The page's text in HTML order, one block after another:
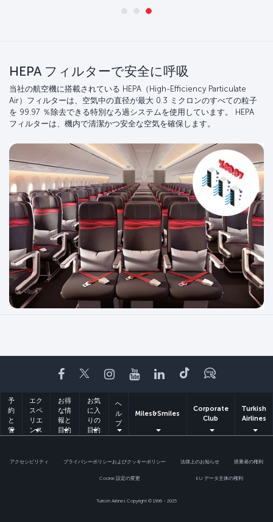
HEPA フィルターで安全に呼吸
当社の航空機に搭載されている HEPA（High-Efficiency Particulate
Air）フィルターは、空気中の直径が最大 0.3 ミクロンのすべての粒子
を 99.97 ％除去できる特別なろ過システムを使用しています。 HEPA
フィルターは、機内で清潔かつ安全な空気を確保します。
Facebook
TwitterInstagram
YouTubeLinkedIn
Tiktokブログ
予
約
と
管
エク
スペ
リエ
ンス
お得
な情
報と
目的
お気
に入
りの
目的
ヘ
ル
プ
Miles&Smiles
Corporate
Club
Turkish
Airlines
アクセシビリティ プライバシーポリシーおよびクッキーポリシー 法律上のお知らせ 搭乗者の権利
Cookie 設定の変更 EU データ主体の権利
Turkish Airlines Copyright © 1996 - 2025